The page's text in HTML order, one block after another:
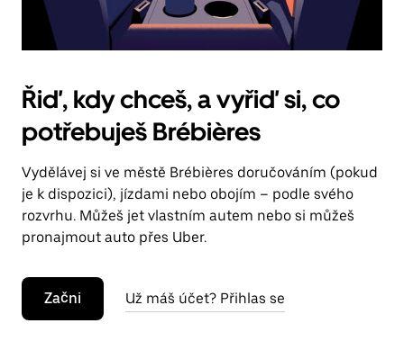
Řiď, kdy chceš, a vyřiď si, co
potřebuješ Brébières
Vydělávej si ve městě Brébières doručováním (pokud
je k dispozici), jízdami nebo obojím – podle svého
rozvrhu. Můžeš jet vlastním autem nebo si můžeš
pronajmout auto přes Uber.
Začni Už máš účet? Přihlas se